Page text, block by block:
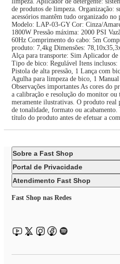
de produtos de limpeza. Organização:
acessórios mantêm tudo organizado
Modelo: LAP-03-GY Cor: Cinza/
1800W Pressão máxima: 2000 PSI
60Hz Comprimento do cabo: 5m
produto: 7,4kg Dimensões:
Alça para transporte: Sim Aplicador
Tipo de bico: Regulável Itens inclusos:
Pistola de alta pressão, 1 Lança com
Agulha para limpeza de bico, 1
Observações importantes As cores do
a calibração e resolução do monitor ou
meramente ilustrativas. O produto real
de tonalidade, formato ou
título do produto antes de efetuar a
Sobre a Fast Shop
Portal de Privacidade
Atendimento Fast Shop
Fast Shop nas Redes